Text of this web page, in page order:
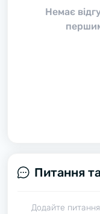
Немає
Питання та
Додайте